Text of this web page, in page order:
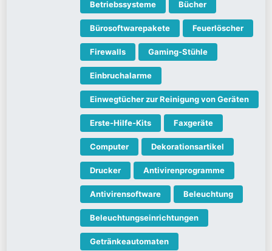
Betriebssysteme Bücher
Bürosoftwarepakete Feuerlöscher
Firewalls Gaming-Stühle
Einbruchalarme
Einwegtücher zur Reinigung von Geräten
Erste-Hilfe-Kits Faxgeräte
Computer Dekorationsartikel
Drucker Antivirenprogramme
Antivirensoftware Beleuchtung
Beleuchtungseinrichtungen
Getränkeautomaten